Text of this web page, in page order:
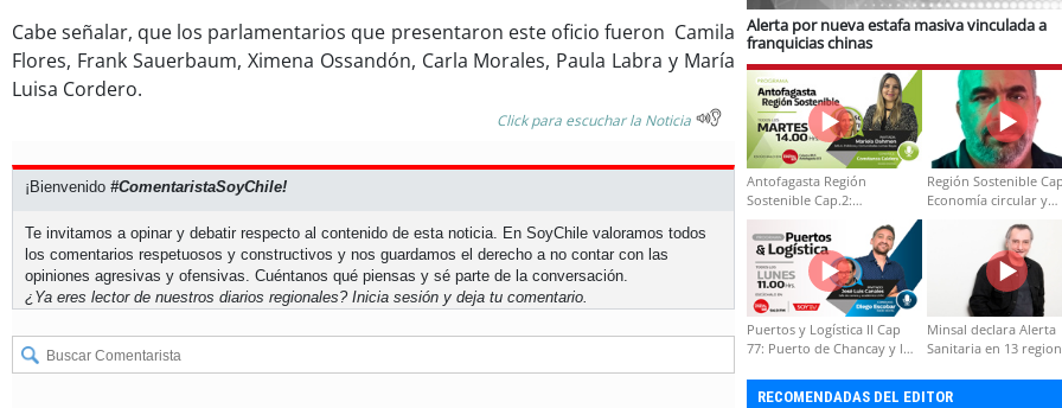
Cabe señalar, que los parlamentarios que presentaron este oficio fueron Camila
Flores, Frank Sauerbaum, Ximena Ossandón, Carla Morales, Paula Labra y María
Luisa Cordero.
Click para escuchar la Noticia
¡Bienvenido #ComentaristaSoyChile!
Te invitamos a opinar y debatir respecto al contenido de esta noticia. En SoyChile valoramos todos
los comentarios respetuosos y constructivos y nos guardamos el derecho a no contar con las
opiniones agresivas y ofensivas. Cuéntanos qué piensas y sé parte de la conversación.
¿Ya eres lector de nuestros diarios regionales? Inicia sesión y deja tu comentario.
Alerta por nueva estafa masiva vinculada a
franquicias chinas
Antofagasta Región
Sostenible Cap.2:
Educación ambiental y
formación de capacidades
técnicas
Región Sostenible
Economía circular y
Puertos y Logística II Cap
77: Puerto de Chancay y la
Minsal declara Alerta
Sanitaria en 13
RECOMENDADAS DEL EDITOR